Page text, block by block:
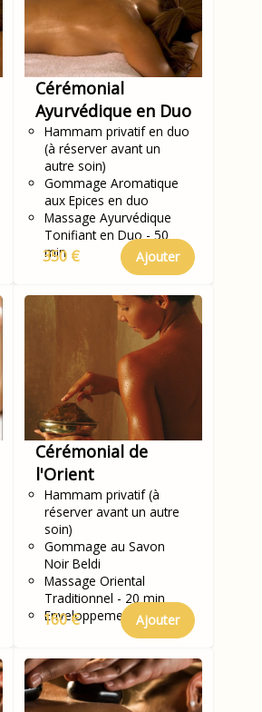
Cérémonial
Ayurvédique en Duo
Hammam privatif en duo
(à réserver avant un
autre soin)
Gommage Aromatique
aux Epices en duo
Massage Ayurvédique
Tonifiant en Duo - 50
min
350 € Ajouter
Cérémonial de
l'Orient
Hammam privatif (à
réserver avant un autre
soin)
Gommage au Savon
Noir Beldi
Massage Oriental
Traditionnel - 20 min
Enveloppement Rassoul
160 € Ajouter